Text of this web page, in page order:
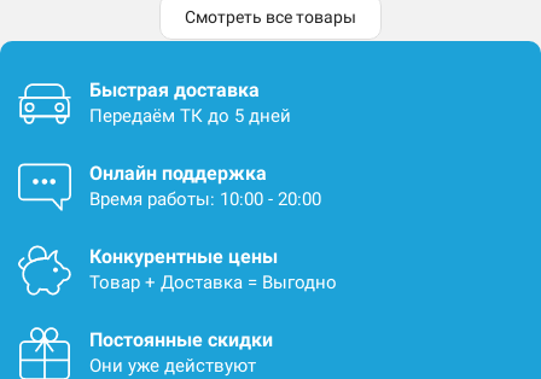
Смотреть все товары
Быстрая доставка
Передаём ТК до 5 дней
Онлайн поддержка
Время работы: 10:00 - 20:00
Конкурентные цены
Товар + Доставка = Выгодно
Постоянные скидки
Они уже действуют